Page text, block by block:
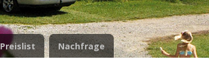
Preislist Nachfrage